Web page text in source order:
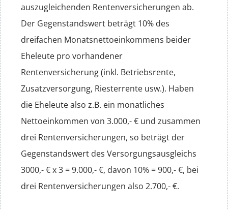
auszugleichenden Rentenversicherungen ab.
Der Gegenstandswert beträgt 10% des
dreifachen Monatsnettoeinkommens beider
Eheleute pro vorhandener
Rentenversicherung (inkl. Betriebsrente,
Zusatzversorgung, Riesterrente usw.). Haben
die Eheleute also z.B. ein monatliches
Nettoeinkommen von 3.000,- € und zusammen
drei Rentenversicherungen, so beträgt der
Gegenstandswert des Versorgungsausgleichs
3000,- € x 3 = 9.000,- €, davon 10% = 900,- €, bei
drei Rentenversicherungen also 2.700,- €.